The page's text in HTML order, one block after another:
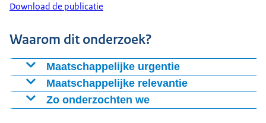
Download de publicatie
Waarom dit onderzoek?
Maatschappelijke urgentie
De spanning rond werk neemt toe. Nederland kampt
met structurele arbeidskrapte, terwijl tegelijkertijd
Maatschappelijke relevantie
Werk is niet alleen een economische factor, maar raakt
Zo onderzochten we